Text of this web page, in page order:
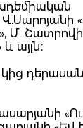
Վ.Սարոյանի
Մ. Շատրովի
այլն։
կից